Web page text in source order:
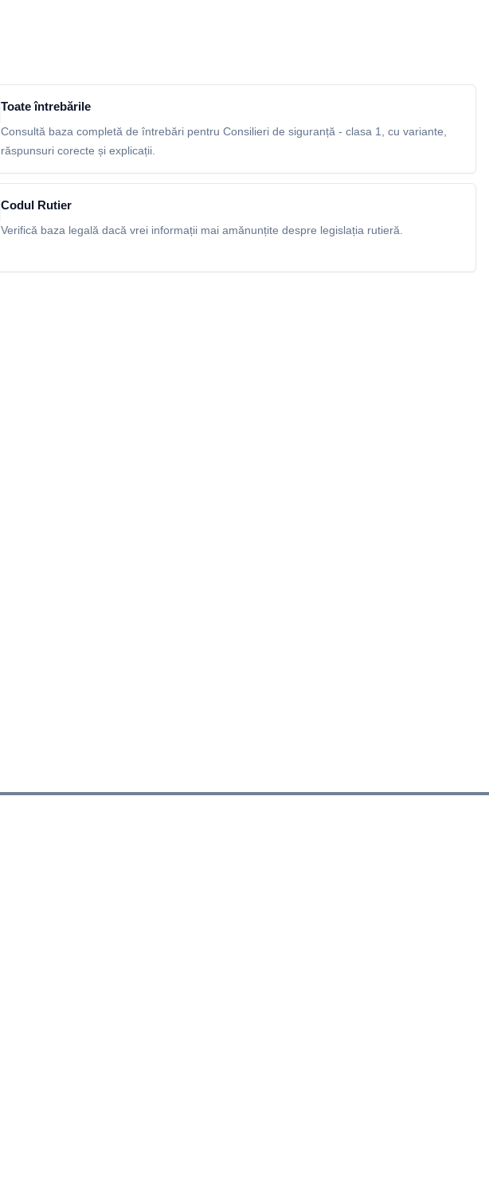
Toate întrebările
Consultă baza completă de întrebări pentru Consilieri de siguranță - clasa 1, cu variante,
răspunsuri corecte și explicații.
Codul Rutier
Verifică baza legală dacă vrei informații mai amănunțite despre legislația rutieră.